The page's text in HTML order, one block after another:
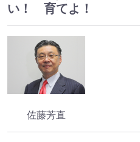
い！ 育てよ！
佐藤芳直